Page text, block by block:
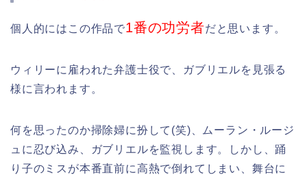
個人的にはこの作品で1番の功労者だと思います。
ウィリーに雇われた弁護士役で、ガブリエルを見張る
様に言われます。
何を思ったのか掃除婦に扮して(笑)、ムーラン・ルージ
ュに忍び込み、ガブリエルを監視します。しかし、踊
り子のミスが本番直前に高熱で倒れてしまい、舞台に